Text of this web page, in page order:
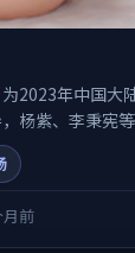
为2023年中国大
杨紫、李秉宪
中展开，兼具
观看、热播国
前